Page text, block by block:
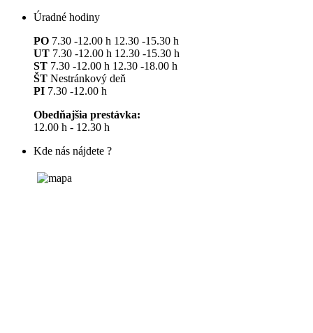
Úradné hodiny
PO 7.30 -12.00 h 12.30 -15.30 h
UT 7.30 -12.00 h 12.30 -15.30 h
ST 7.30 -12.00 h 12.30 -18.00 h
ŠT Nestránkový deň
PI 7.30 -12.00 h
Obedňajšia prestávka:
12.00 h - 12.30 h
Kde nás nájdete ?